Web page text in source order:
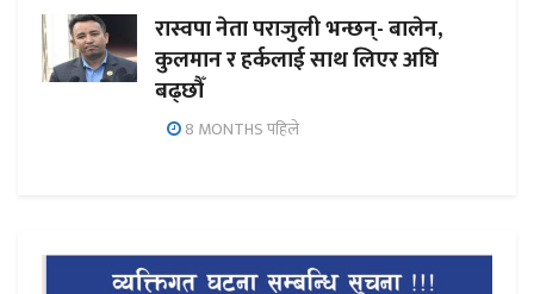
रास्वपा नेता पराजुली भन्छन्- बालेन,
कुलमान र हर्कलाई साथ लिएर अघि
बढ्छौँ
8 MONTHS पहिले